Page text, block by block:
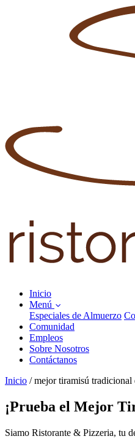
Inicio
Menú
Especiales de Almuerzo
Comunidad
Empleos
Sobre Nosotros
Contáctanos
Inicio / mejor tiramisú
¡Prueba el Mejor
Siamo Ristorante & Pizzeria, tu